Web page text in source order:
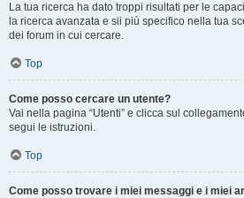
La tua ricerca ha dato troppi risultati per le
la ricerca avanzata e sii più specifico nella tua
dei forum in cui cercare.
Top
Come posso cercare un utente?
Vai nella pagina “Utenti” e clicca sul
segui le istruzioni.
Top
Come posso trovare i miei messaggi e i miei